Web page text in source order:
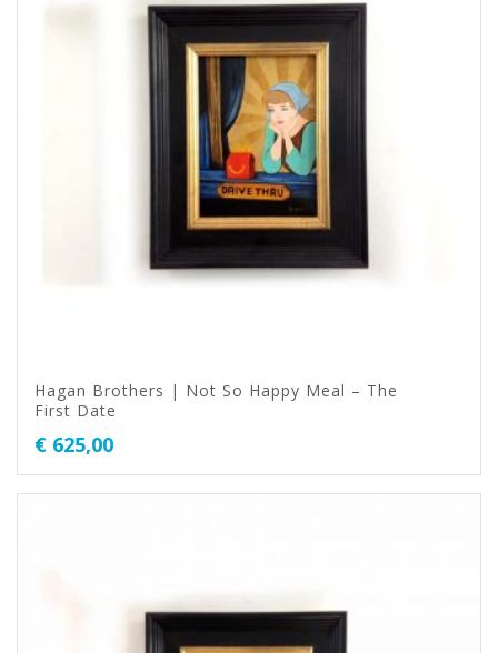
Hagan Brothers | Not So Happy Meal – The
First Date
€ 625,00